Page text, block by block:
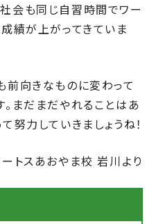
会も同じ自習時間でワー
績が上がってきていま
向きなものに変わって
まだまだやれることはあ
努力していきましょうね！
ートスあおやま校 岩川より